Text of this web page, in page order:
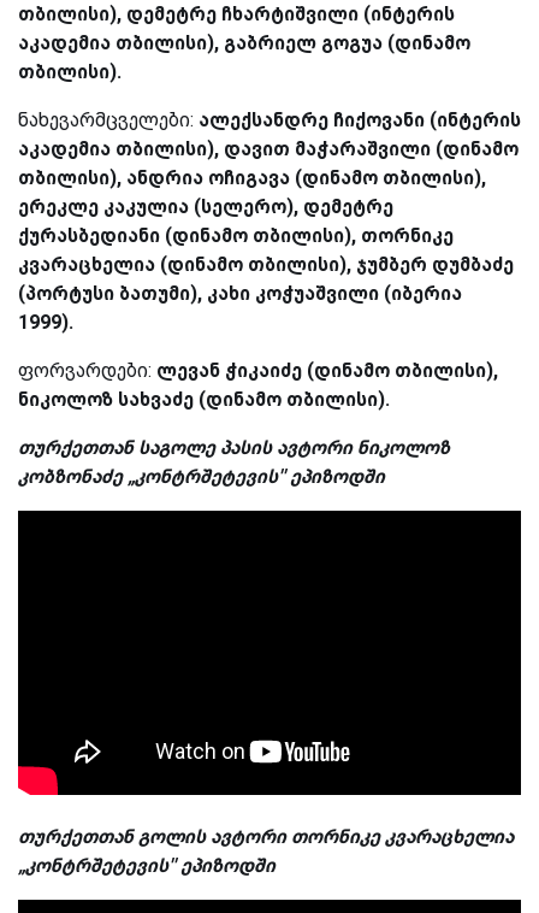
თბილისი), დემეტრე ჩხარტიშვილი (ინტერის
აკადემია თბილისი), გაბრიელ გოგუა (დინამო
თბილისი).
ნახევარმცველები: ალექსანდრე ჩიქოვანი (ინტერის
აკადემია თბილისი), დავით მაჭარაშვილი (დინამო
თბილისი), ანდრია ოჩიგავა (დინამო თბილისი),
ერეკლე კაკულია (სელერო), დემეტრე
ქურასბედიანი (დინამო თბილისი), თორნიკე
კვარაცხელია (დინამო თბილისი), ჯუმბერ დუმბაძე
(პორტუსი ბათუმი), კახი კოჭუაშვილი (იბერია
1999).
ფორვარდები: ლევან ჭიკაიძე (დინამო თბილისი),
ნიკოლოზ სახვაძე (დინამო თბილისი).
თურქეთთან საგოლე პასის ავტორი ნიკოლოზ
კობზონაძე „კონტრშეტევის'' ეპიზოდში
თურქეთთან გოლის ავტორი თორნიკე კვარაცხელია
„კონტრშეტევის'' ეპიზოდში